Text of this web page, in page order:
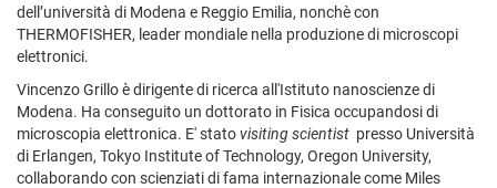
dell’università di Modena e Reggio Emilia, nonchè con
THERMOFISHER, leader mondiale nella produzione di microscopi
elettronici.
Vincenzo Grillo è dirigente di ricerca all'Istituto nanoscienze di
Modena. Ha conseguito un dottorato in Fisica occupandosi di
microscopia elettronica. E' statovisiting scientist presso Università
di Erlangen, Tokyo Institute of Technology, Oregon University,
collaborando con scienziati di fama internazionale come Miles